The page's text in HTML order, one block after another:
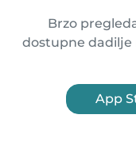
Brzo
dostupne dadilje
App